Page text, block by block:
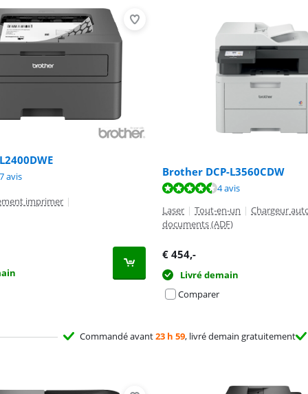
sur 10, basée sur 37 avis.
avis
imprimer |
Brother DCP-L3560CDW
4 avis
Laser | Tout-en-un | Chargeur
documents (ADF)
€ 454,-
Livré demain
Comparer
Commandé avant23 h 59, livré demain gratuitement